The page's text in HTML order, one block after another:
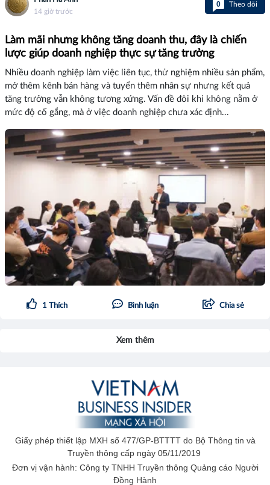
14 giờ trước
0 Theo dõi
Làm mãi nhưng không tăng doanh thu, đây là chiến
lược giúp doanh nghiệp thực sự tăng trưởng
Nhiều doanh nghiệp làm việc liên tục, thử nghiệm nhiều sản phẩm,
mở thêm kênh bán hàng và tuyển thêm nhân sự nhưng kết quả
tăng trưởng vẫn không tương xứng. Vấn đề đôi khi không nằm ở
mức độ cố gắng, mà ở việc doanh nghiệp chưa xác định...
1 Thích Bình luận Chia sẻ
Xem thêm
Giấy phép thiết lập MXH số 477/GP-BTTTT do Bộ Thông tin và
Truyền thông cấp ngày 05/11/2019
Đơn vị vận hành: Công ty TNHH Truyền thông Quảng cáo Người
Đồng Hành